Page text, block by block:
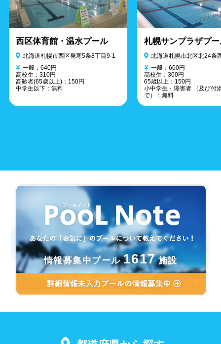
西区体育館・温水プール
北海道札幌市西区発寒5条8丁目9-1
一般：640円
高校生：310円
高齢者(65歳以上)：150円
中学生以下：無料
札幌サンプラザプ
北海道札幌市北区北24条
一般：600円
高校生：300円
65歳以上：150円
小中学生・障害者 （及び付
で）：無料
情報募集中プール 1617 施設